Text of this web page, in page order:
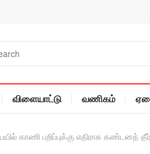
விளையாட்டு வணிகம்
காணி பறிப்புக்கு எதிராக கண்டனத்